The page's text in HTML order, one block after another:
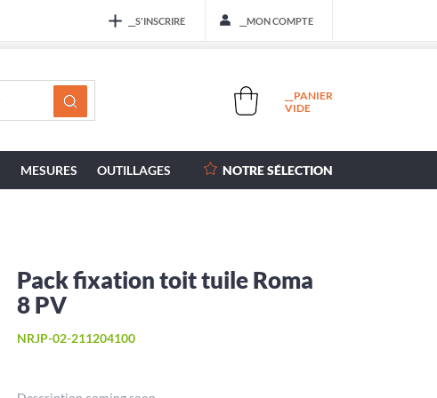
__S'INSCRIRE __MON COMPTE
__PANIER
VIDE
MESURES OUTILLAGES NOTRE SÉLECTION
Pack fixation toit tuile Roma
8 PV
NRJP-02-211204100